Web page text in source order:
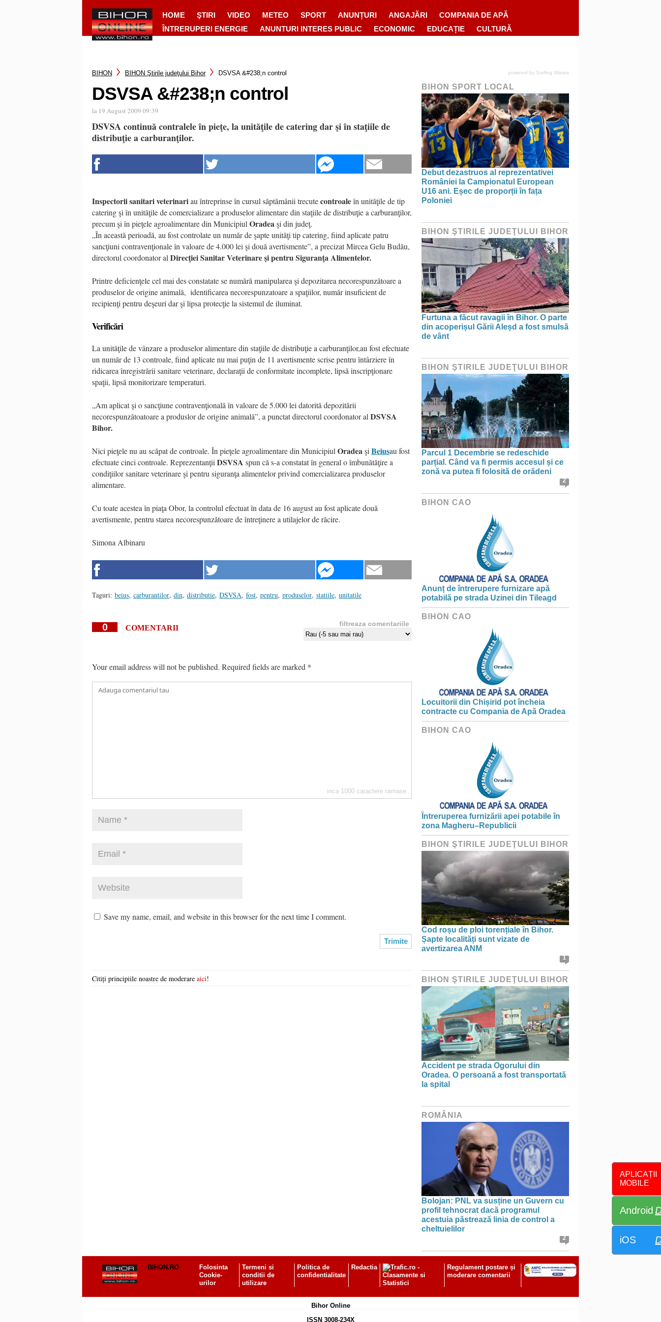
HOME ŞTIRI VIDEO METEO SPORT ANUNȚURI ANGAJĂRI
COMPANIA DE APĂ
ÎNTRERUPERI ENERGIE
ANUNTURI INTERES PUBLIC ECONOMIC EDUCAȚIE CULTURĂ
APLICAȚII
MOBILE
Android
iOS
BIHON BIHON Ştirile judeţului Bihor DSVSA &#238;n control
DSVSA &#238;n control
la 19 August 2009 09:39
DSVSA continuă contralele în pieţe, la unităţile de catering dar şi în staţiile de
distribuţie a carburanţilor.
Inspectorii sanitari veterinariau întreprinse în cursul săptămânii trecutecontroaleîn unităţile de tip
catering şi în unităţile de comercializare a produselor alimentare din staţiile de distribuţie a carburanţilor,
precum şi în pieţele agroalimentare din Municipiul Oradeaşi din judeţ.
„În această perioadă, au fost controlate un număr de şapte unităţi tip catering, fiind aplicate patru
sancţiuni contravenţionale în valoare de 4.000 lei şi două avertismente”, a precizat Mircea Gelu Budău,
directorul coordonator al Direcţiei Sanitar Veterinare şi pentru Siguranţa Alimentelor.
Printre deficienţele cel mai des constatate se numără manipularea şi depozitarea necorespunzătoare a
produselor de origine animală, identificarea necorespunzatoare a spaţiilor, număr insuficient de
recipienţi pentru deşeuri dar şi lipsa protecţie la sistemul de iluminat.
Verificări
La unităţile de vânzare a produselor alimentare din staţiile de distribuţie a carburanţilor,au fost efectuate
un număr de 13 controale, fiind aplicate nu mai puţin de 11 avertismente scrise pentru întârziere în
ridicarea înregistrării sanitare veterinare, declaraţii de conformitate incomplete, lipsă inscripţionare
spaţii, lipsă monitorizare temperaturi.
„Am aplicat şi o sancţiune contravenţională în valoare de 5.000 lei datorită depozitării
necorespunzătoatoare a produslor de origine animală”, a punctat directorul coordonator al DSVSA
Bihor.
Nici pieţele nu au scăpat de controale. În pieţele agroalimentare din Municipiul Oradeaşi Beiusau fost
efectuate cinci controale. Reprezentanţii DSVSA spun că s-a constatat în general o îmbunătăţire a
condiţiilor sanitare veterinare şi pentru siguranţa alimentelor privind comercializarea produselor
alimentare.
Cu toate acestea în piaţa Obor, la controlul efectuat în data de 16 august au fost aplicate două
avertismente, pentru starea necorespunzătoare de întreţinere a utilajelor de răcire.
Simona Albinaru
Taguri: beius, carburantilor, din, distributie, DSVSA, fost, pentru, produselor, statiile, unitatile
0 COMENTARII filtreaza comentariile
Your email address will not be published. Required fields are marked *
inca 1000 caractere ramase
Save my name, email, and website in this browser for the next time I comment.
Citiți principiile noastre de moderare aici!
powered by Surfing Waves
BIHON SPORT LOCAL
Debut dezastruos al reprezentativei
României la Campionatul European
U16 ani. Eșec de proporții în fața
Poloniei
BIHON ŞTIRILE JUDEŢULUI BIHOR
Furtuna a făcut ravagii în Bihor. O parte
din acoperișul Gării Aleșd a fost smulsă
de vânt
BIHON ŞTIRILE JUDEŢULUI BIHOR
Parcul 1 Decembrie se redeschide
parțial. Când va fi permis accesul și ce
zonă va putea fi folosită de orădeni
2
BIHON CAO
Anunț de întrerupere furnizare apă
potabilă pe strada Uzinei din Tileagd
BIHON CAO
Locuitorii din Chișirid pot încheia
contracte cu Compania de Apă Oradea
BIHON CAO
Întreruperea furnizării apei potabile în
zona Magheru–Republicii
BIHON ŞTIRILE JUDEŢULUI BIHOR
Cod roșu de ploi torențiale în Bihor.
Șapte localități sunt vizate de
avertizarea ANM
1
BIHON ŞTIRILE JUDEŢULUI BIHOR
Accident pe strada Ogorului din
Oradea. O persoană a fost transportată
la spital
ROMÂNIA
Bolojan: PNL va susține un Guvern cu
profil tehnocrat dacă programul
acestuia păstrează linia de control a
cheltuielilor
2
BIHON.RO
Folosinta
Cookie-
urilor
Termeni si
conditii de
utilizare
Politica de
confidentialitate
Redactia
Regulament postare și
moderare comentarii
Bihor Online
ISSN 3008-234X